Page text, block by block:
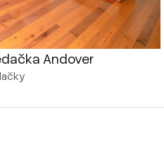
Andover